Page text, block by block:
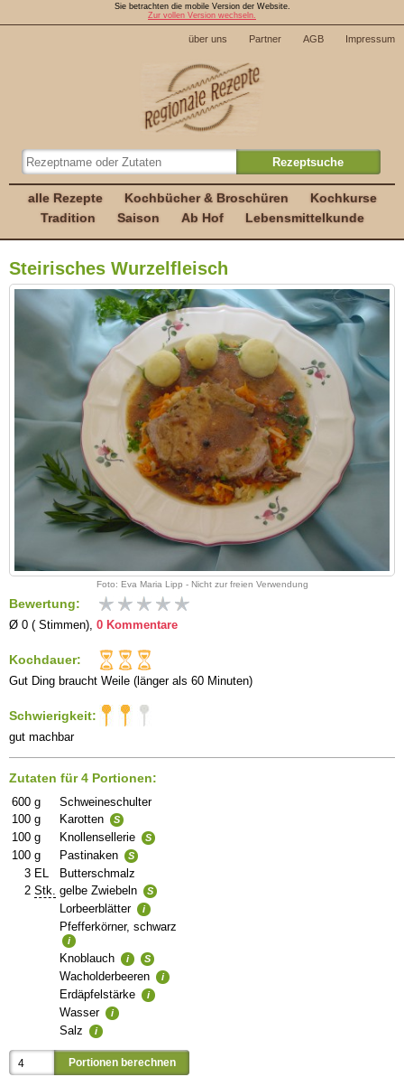
Sie betrachten die mobile Version der Website.
Zur vollen Version wechseln.
über uns Partner AGB Impressum
alle Rezepte Kochbücher & Broschüren
Kochkurse
Tradition
Saison Ab Hof Lebensmittelkunde
Steirisches Wurzelfleisch
Foto: Eva Maria Lipp - Nicht zur freien Verwendung
Bewertung:
Ø 0 ( Stimmen), 0 Kommentare
Kochdauer:
Gut Ding braucht Weile (länger als 60 Minuten)
Schwierigkeit:
gut machbar
Zutaten für 4 Portionen:
600 g
Schweineschulter
100 g Karotten S
100 g Knollensellerie S
100 g Pastinaken S
3 EL
Butterschmalz
2 Stk. gelbe Zwiebeln S
Lorbeerblätter i
Pfefferkörner, schwarz
i
Knoblauch i S
Wacholderbeeren i
Erdäpfelstärke i
Wasser i
Salz i